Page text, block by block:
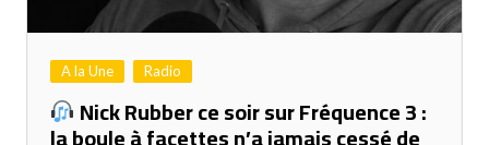
A la Une Radio
Nick Rubber ce soir sur Fréquence 3 :